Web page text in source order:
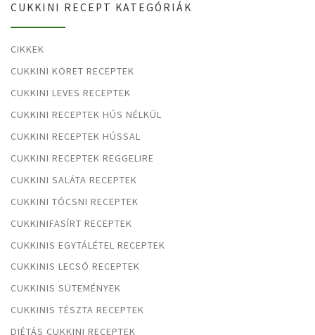
CUKKINI RECEPT KATEGÓRIÁK
CIKKEK
CUKKINI KÖRET RECEPTEK
CUKKINI LEVES RECEPTEK
CUKKINI RECEPTEK HÚS NÉLKÜL
CUKKINI RECEPTEK HÚSSAL
CUKKINI RECEPTEK REGGELIRE
CUKKINI SALÁTA RECEPTEK
CUKKINI TÓCSNI RECEPTEK
CUKKINIFASÍRT RECEPTEK
CUKKINIS EGYTÁLÉTEL RECEPTEK
CUKKINIS LECSÓ RECEPTEK
CUKKINIS SÜTEMÉNYEK
CUKKINIS TÉSZTA RECEPTEK
DIÉTÁS CUKKINI RECEPTEK